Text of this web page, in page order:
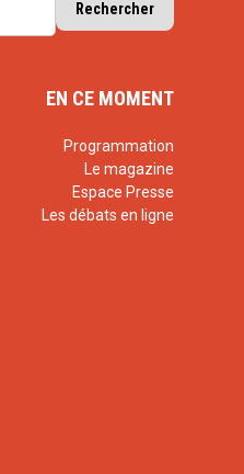
EN CE MOMENT
Programmation
Le magazine
Espace Presse
Les débats en ligne